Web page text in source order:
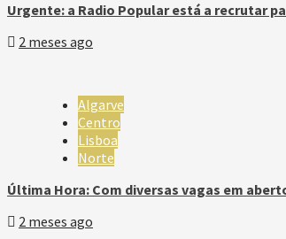
Urgente: a Radio Popular está a recrutar
2 meses ago
Algarve
Centro
Lisboa
Norte
Última Hora: Com diversas vagas em
2 meses ago